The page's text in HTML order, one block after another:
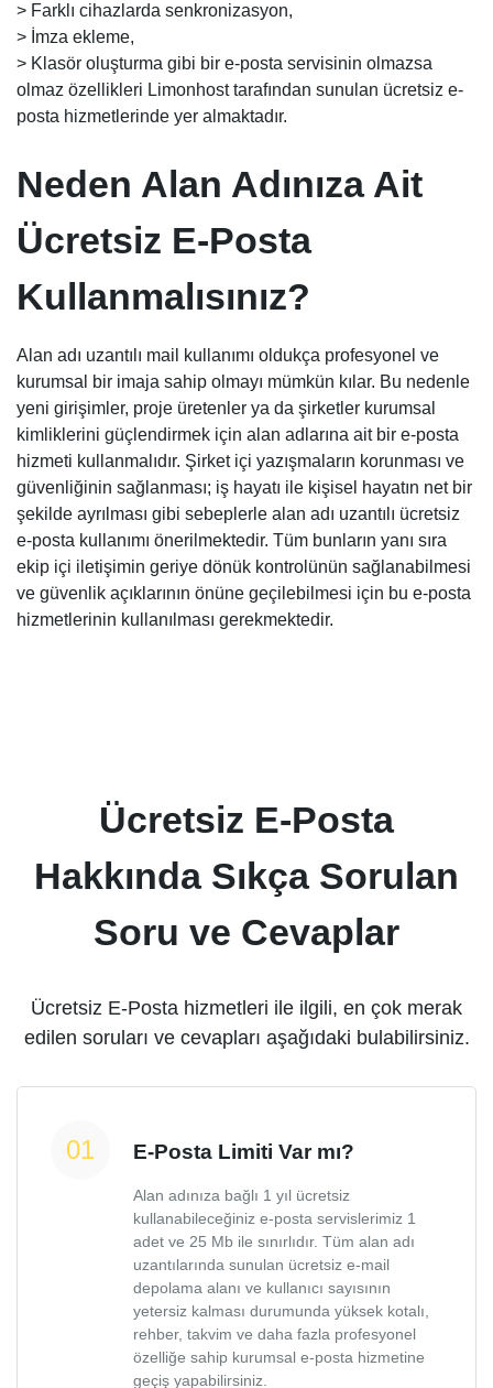
> Farklı cihazlarda senkronizasyon,
> İmza ekleme,
> Klasör oluşturma gibi bir e-posta servisinin olmazsa
olmaz özellikleri Limonhost tarafından sunulan ücretsiz e-
posta hizmetlerinde yer almaktadır.
Neden Alan Adınıza Ait
Ücretsiz E-Posta
Kullanmalısınız?
Alan adı uzantılı mail kullanımı oldukça profesyonel ve
kurumsal bir imaja sahip olmayı mümkün kılar. Bu nedenle
yeni girişimler, proje üretenler ya da şirketler kurumsal
kimliklerini güçlendirmek için alan adlarına ait bir e-posta
hizmeti kullanmalıdır. Şirket içi yazışmaların korunması ve
güvenliğinin sağlanması; iş hayatı ile kişisel hayatın net bir
şekilde ayrılması gibi sebeplerle alan adı uzantılı ücretsiz
e-posta kullanımı önerilmektedir. Tüm bunların yanı sıra
ekip içi iletişimin geriye dönük kontrolünün sağlanabilmesi
ve güvenlik açıklarının önüne geçilebilmesi için bu e-posta
hizmetlerinin kullanılması gerekmektedir.
Ücretsiz E-Posta
Hakkında Sıkça Sorulan
Soru ve Cevaplar
Ücretsiz E-Posta hizmetleri ile ilgili, en çok merak
edilen soruları ve cevapları aşağıdaki bulabilirsiniz.
E-Posta Limiti Var mı?
Alan adınıza bağlı 1 yıl ücretsiz
kullanabileceğiniz e-posta servislerimiz 1
adet ve 25 Mb ile sınırlıdır. Tüm alan adı
uzantılarında sunulan ücretsiz e-mail
depolama alanı ve kullanıcı sayısının
yetersiz kalması durumunda yüksek kotalı,
rehber, takvim ve daha fazla profesyonel
özelliğe sahip kurumsal e-posta hizmetine
geçiş yapabilirsiniz.